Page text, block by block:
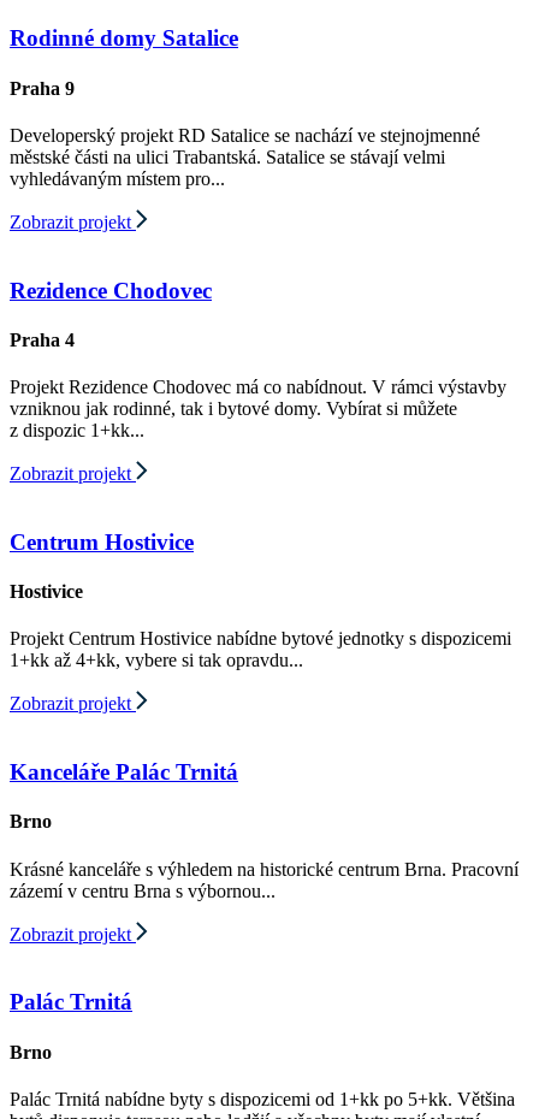
Rodinné domy Satalice
Praha 9
Developerský projekt RD Satalice se nachází ve stejnojmenné
městské části na ulici Trabantská. Satalice se stávají velmi
vyhledávaným místem pro...
Zobrazit projekt
Rezidence Chodovec
Praha 4
Projekt Rezidence Chodovec má co nabídnout. V rámci výstavby
vzniknou jak rodinné, tak i bytové domy. Vybírat si můžete
z dispozic 1+kk...
Zobrazit projekt
Centrum Hostivice
Hostivice
Projekt Centrum Hostivice nabídne bytové jednotky s dispozicemi
1+kk až 4+kk, vybere si tak opravdu...
Zobrazit projekt
Kanceláře Palác Trnitá
Brno
Krásné kanceláře s výhledem na historické centrum Brna. Pracovní
zázemí v centru Brna s výbornou...
Zobrazit projekt
Palác Trnitá
Brno
Palác Trnitá nabídne byty s dispozicemi od 1+kk po 5+kk. Většina